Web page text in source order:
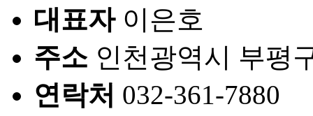
대표자 이은호
주소 인천광역시 부평
연락처 032-361-7880